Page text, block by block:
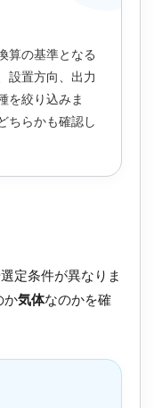
算の基準となる
設置方向、出力
を絞り込みま
ちらかも確認し
定条件が異なりま
か気体なのかを確